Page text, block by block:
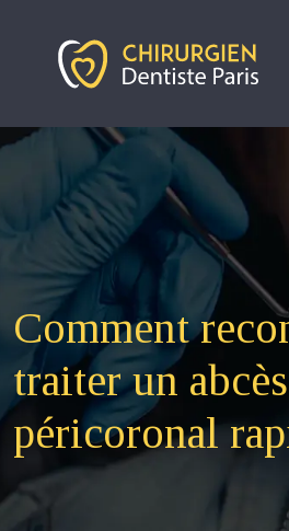
Comment
traiter un abcès
péricoronal